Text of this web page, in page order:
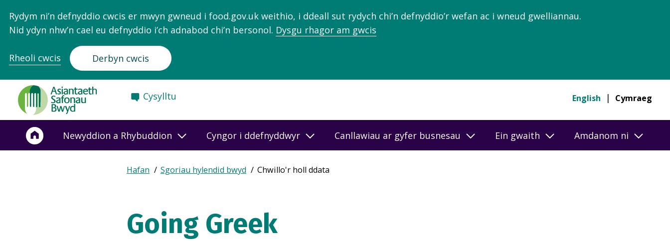
Rydym ni’n defnyddio cwcis er mwyn gwneud i food.gov.uk weithio, i ddeall sut rydych chi’n defnyddio’r wefan ac i wneud gwelliannau.
Nid ydyn nhw’n cael eu defnyddio i’ch adnabod chi’n bersonol. Dysgu rhagor am gwcis
Rheoli cwcis Derbyn cwcis
Food
Standards
Agency
Frontpage
Cysylltu English Cymraeg
Newyddion a Rhybuddion Cyngor i ddefnyddwyr Canllawiau ar gyfer busnesau Ein gwaith Amdanom ni
Breadcrumb
Expand
breadcrumb
Hafan Sgoriau hylendid bwyd Chwillo'r holl ddata
Going Greek